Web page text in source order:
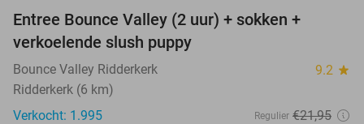
Entree Bounce Valley (2 uur) + sokken +
verkoelende slush puppy
Bounce Valley Ridderkerk 9.2 star
Ridderkerk (6 km)
Verkocht: 1.995
Regulier €21,95